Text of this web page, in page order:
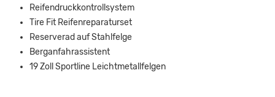
Reifendruckkontrollsystem
Tire Fit Reifenreparaturset
Reserverad auf Stahlfelge
Berganfahrassistent
19 Zoll Sportline Leichtmetallfelgen